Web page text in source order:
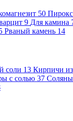
50
9 Для камина
Рваный камень 14
соли 13 Кирпичи
с солью 37